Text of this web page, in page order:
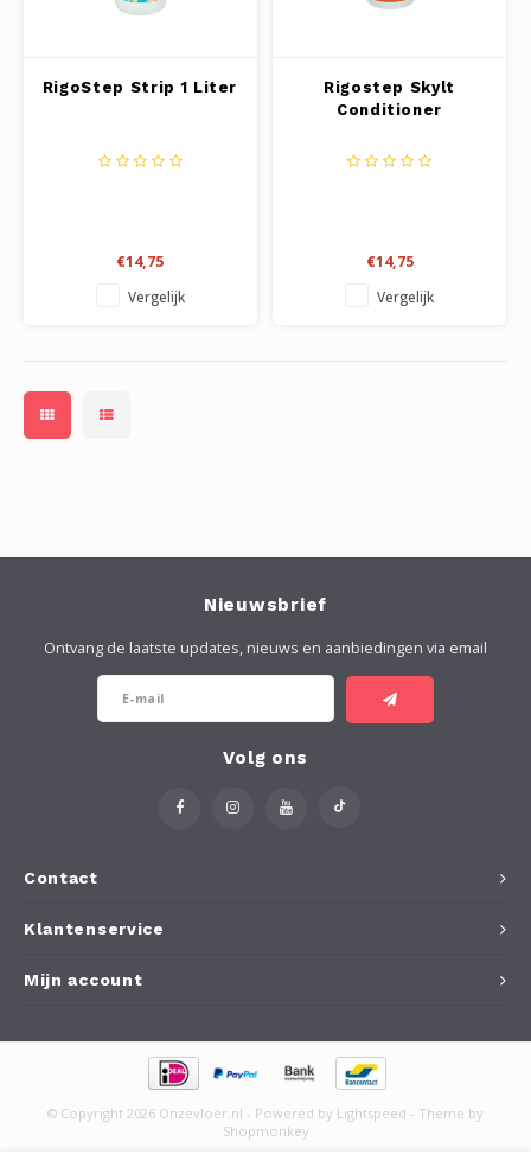
RigoStep Strip 1 Liter
€14,75
Vergelijk
Rigostep Skylt
Conditioner
€14,75
Vergelijk
Contact
Nieuwsbrief
Ontvang de laatste updates, nieuws en aanbiedingen via email
Volg ons
Klantenservice
Mijn account
© Copyright 2026 Onzevloer.nl - Powered by Lightspeed - Theme by
Shopmonkey